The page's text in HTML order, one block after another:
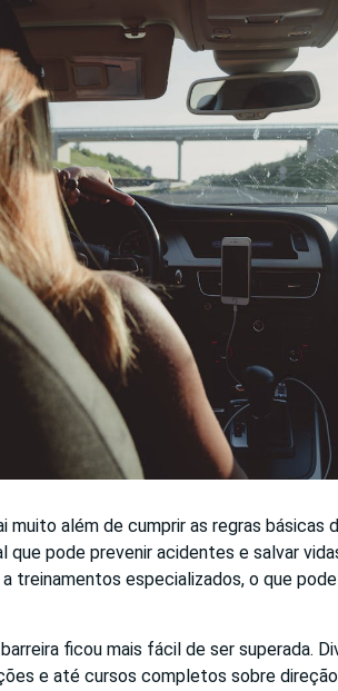
muito além de cumprir as regras
que pode prevenir acidentes e salvar
treinamentos especializados, o que
ficou mais fácil de ser superada.
e até cursos completos sobre